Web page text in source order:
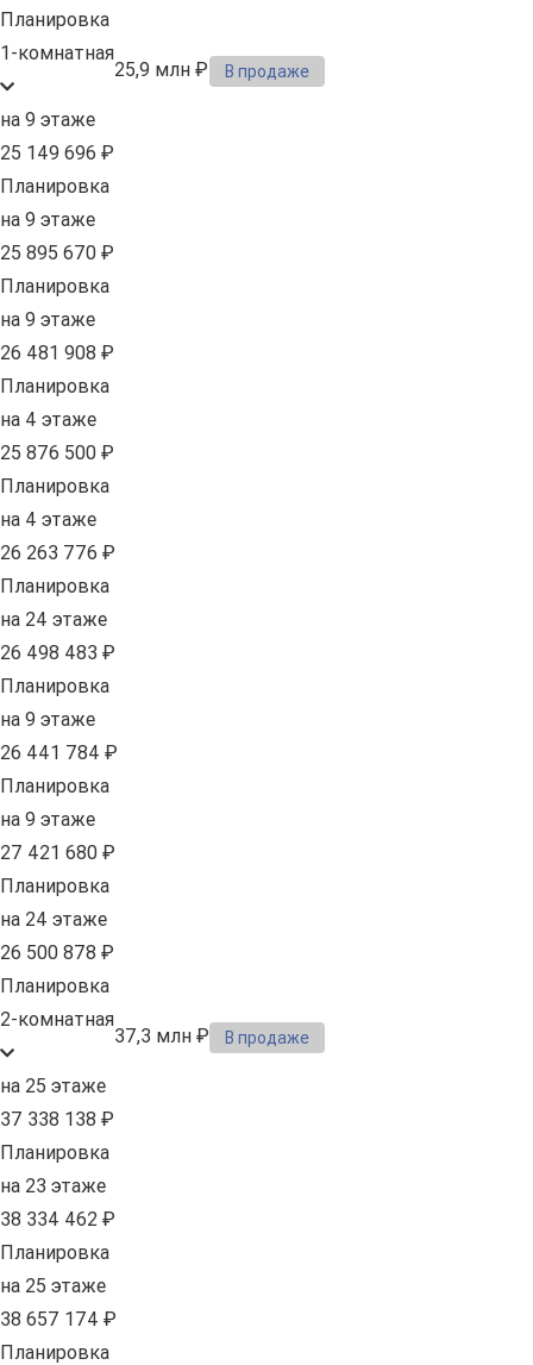
Планировка
1-комнатная
25,9 млн ₽ В продаже
на 9 этаже
25 149 696 ₽
Планировка
на 9 этаже
25 895 670 ₽
Планировка
на 9 этаже
26 481 908 ₽
Планировка
на 4 этаже
25 876 500 ₽
Планировка
на 4 этаже
26 263 776 ₽
Планировка
на 24 этаже
26 498 483 ₽
Планировка
на 9 этаже
26 441 784 ₽
Планировка
на 9 этаже
27 421 680 ₽
Планировка
на 24 этаже
26 500 878 ₽
Планировка
2-комнатная
37,3 млн ₽ В продаже
на 25 этаже
37 338 138 ₽
Планировка
на 23 этаже
38 334 462 ₽
Планировка
на 25 этаже
38 657 174 ₽
Планировка